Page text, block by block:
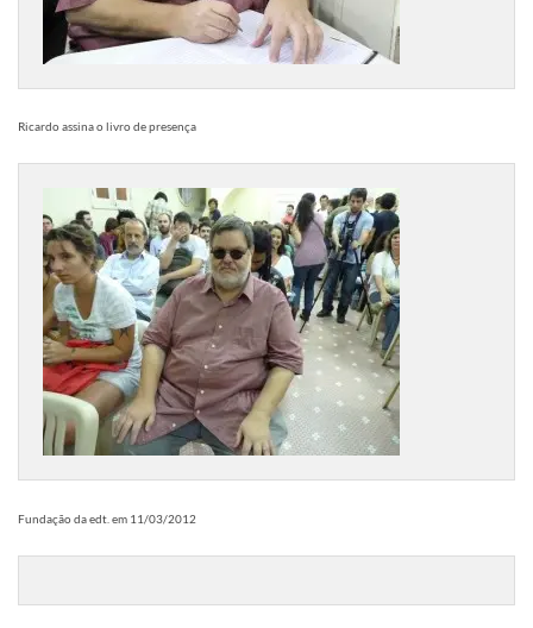
Ricardo assina o livro de presença
Fundação da edt. em 11/03/2012